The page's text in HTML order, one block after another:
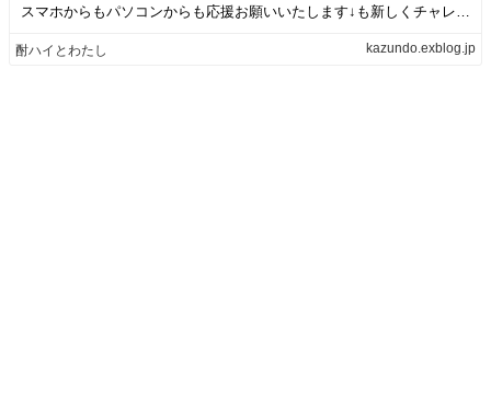
スマホからもパソコンからも応援お願いいたします↓も新しくチャレン
酎ハイとわたし kazundo.exblog.jp